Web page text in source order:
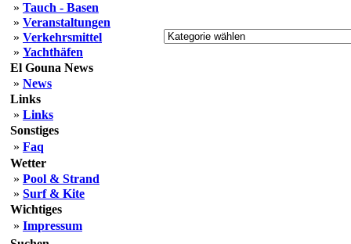
» Tauch - Basen
» Veranstaltungen
» Verkehrsmittel
» Yachthäfen
El Gouna News
» News
Links
» Links
Sonstiges
» Faq
Wetter
» Pool & Strand
» Surf & Kite
Wichtiges
» Impressum